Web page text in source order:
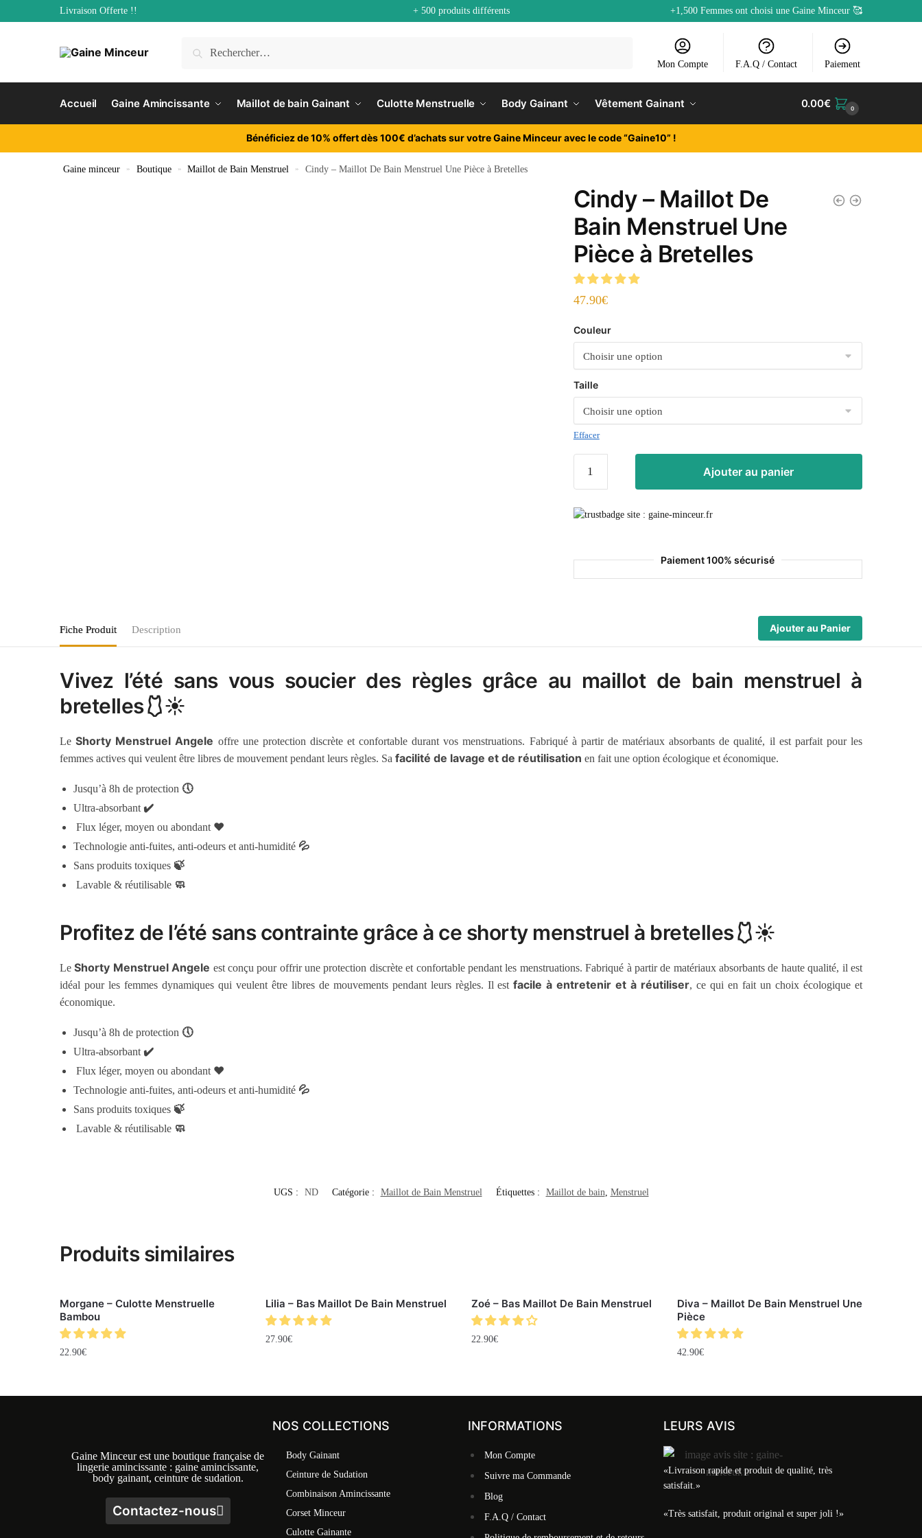
Livraison Offerte !! + 500 produits différents +1,500 Femmes ont choisi une Gaine Minceur 🥰
Mon Compte F.A.Q / Contact Paiement
Accueil Gaine Amincissante Maillot de bain Gainant Culotte Menstruelle Body Gainant Vêtement Gainant 0.00€ 0
Bénéficiez de 10% offert dès 100€ d’achats sur votre Gaine Minceur avec le code “Gaine10” !
Gaine minceur » Boutique » Maillot de Bain Menstruel » Cindy – Maillot De Bain Menstruel Une Pièce à Bretelles
Cindy – Maillot De
Bain Menstruel Une
Pièce à Bretelles
47.90€
Couleur
Taille
Effacer
Ajouter au panier
Paiement 100% sécurisé
Fiche Produit Description Ajouter au Panier
Vivez l’été sans vous soucier des règles grâce au maillot de bain menstruel à
bretelles🩱☀️
LeShorty Menstruel Angele offre une protection discrète et confortable durant vos menstruations. Fabriqué à partir de matériaux absorbants de qualité, il est parfait pour les
femmes actives qui veulent être libres de mouvement pendant leurs règles. Safacilité de lavage et de réutilisation en fait une option écologique et économique.
Jusqu’à 8h de protection 🕔
Ultra-absorbant✔️
Flux léger, moyen ou abondant ❤️
Technologie anti-fuites, anti-odeurs et anti-humidité 💦
Sans produits toxiques 🍃
Lavable & réutilisable 🧼
Profitez de l’été sans contrainte grâce à ce shorty menstruel à bretelles🩱☀️
LeShorty Menstruel Angele est conçu pour offrir une protection discrète et confortable pendant les menstruations. Fabriqué à partir de matériaux absorbants de haute qualité, il est
idéal pour les femmes dynamiques qui veulent être libres de mouvements pendant leurs règles. Il estfacile à entretenir et à réutiliser, ce qui en fait un choix écologique et
économique.
Jusqu’à 8h de protection 🕔
Ultra-absorbant✔️
Flux léger, moyen ou abondant ❤️
Technologie anti-fuites, anti-odeurs et anti-humidité 💦
Sans produits toxiques 🍃
Lavable & réutilisable 🧼
UGS : ND Catégorie : Maillot de Bain Menstruel Étiquettes : Maillot de bain Menstruel
Produits similaires
Morgane – Culotte Menstruelle
Bambou
22.90€
Lilia – Bas Maillot De Bain Menstruel
27.90€
Zoé – Bas Maillot De Bain Menstruel
22.90€
Diva – Maillot De Bain Menstruel Une
Pièce
42.90€
Gaine Minceur est une boutique française de
lingerie amincissante : gaine amincissante,
body gainant, ceinture de sudation.
Contactez-nous
NOS COLLECTIONS
Body Gainant
Ceinture de Sudation
Combinaison Amincissante
Corset Minceur
Culotte Gainante
INFORMATIONS
Mon Compte
Suivre ma Commande
Blog
F.A.Q / Contact
LEURS AVIS
«Livraison rapide et produit de qualité, très
satisfait.»
«Très satisfait, produit original et super joli !»